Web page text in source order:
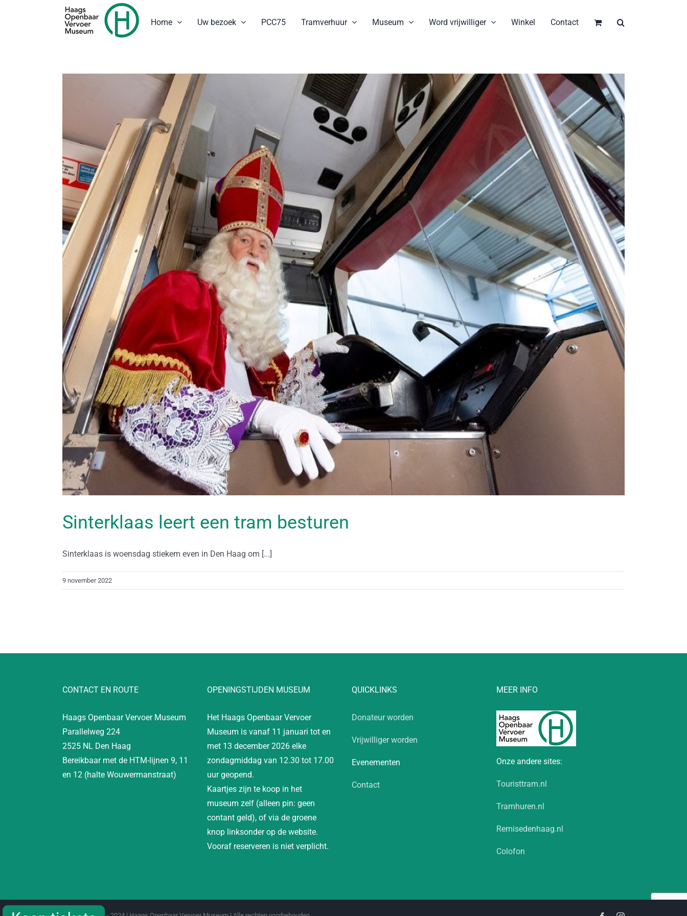
Home Uw bezoek PCC75 Tramverhuur Museum Word vrijwilliger Winkel Contact
Sinterklaas leert een tram besturen
Sinterklaas is woensdag stiekem even in Den Haag om [...]
9 november 2022
CONTACT EN ROUTE
Haags Openbaar Vervoer Museum
Parallelweg 224
2525 NL Den Haag
Bereikbaar met de HTM-lijnen 9, 11
en 12 (halte Wouwermanstraat)
OPENINGSTIJDEN MUSEUM
Het Haags Openbaar Vervoer
Museum is vanaf 11 januari tot en
met 13 december 2026 elke
zondagmiddag van 12.30 tot 17.00
uur geopend.
Kaartjes zijn te koop in het
museum zelf (alleen pin: geen
contant geld), of via de groene
knop linksonder op de website.
Vooraf reserveren is niet verplicht.
QUICKLINKS
Donateur worden
Vrijwilliger worden
Evenementen
Contact
MEER INFO
Onze andere sites:
Touristtram.nl
Tramhuren.nl
Remisedenhaag.nl
Colofon